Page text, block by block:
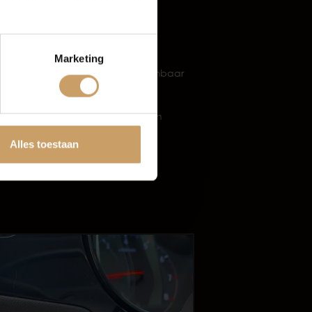
Marketing
Alles toestaan
Buitenspiegels verwarmbaar
Parkeersensor achter
Buitenspiegels elektrisch